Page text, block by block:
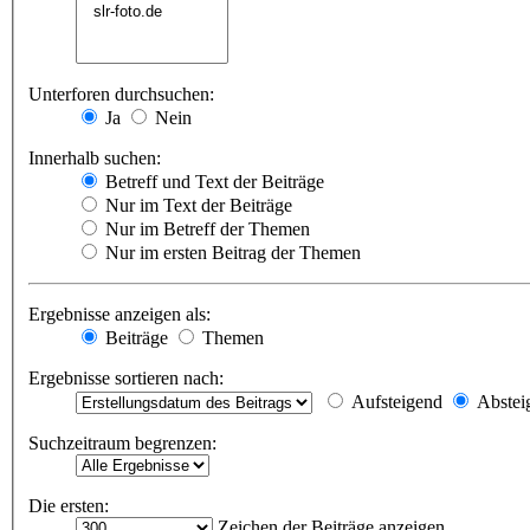
Unterforen durchsuchen:
Ja
Nein
Innerhalb suchen:
Betreff und Text der Beiträge
Nur im Text der Beiträge
Nur im Betreff der Themen
Nur im ersten Beitrag der Themen
Ergebnisse anzeigen als:
Beiträge
Themen
Ergebnisse sortieren nach:
Aufsteigend
Suchzeitraum begrenzen:
Die ersten: